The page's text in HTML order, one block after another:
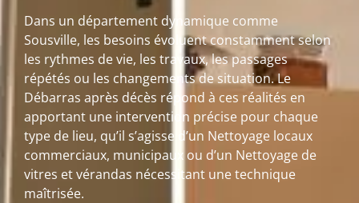
Dans un département dynamique comme
Sousville, les besoins évoluent constamment selon
les rythmes de vie, les travaux, les passages
répétés ou les changements de situation. Le
Débarras après décès répond à ces réalités en
apportant une intervention précise pour chaque
type de lieu, qu’il s’agisse d’un Nettoyage locaux
commerciaux, municipaux ou d’un Nettoyage de
vitres et vérandas nécessitant une technique
maîtrisée.